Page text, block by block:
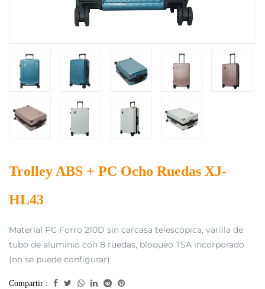
Trolley ABS + PC Ocho Ruedas XJ-
HL43
Material PC Forro 210D sin carcasa telescópica, varilla de
tubo de aluminio con 8 ruedas, bloqueo TSA incorporado
(no se puede configurar).
Compartir :